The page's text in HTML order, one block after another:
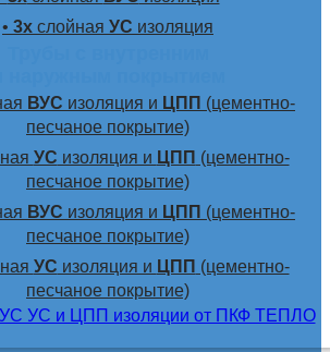
• 3х слойная УС изоляция
ВУС изоляция и ЦПП (цементно-
песчаное покрытие)
УС изоляция и ЦПП (цементно-
песчаное покрытие)
ВУС изоляция и ЦПП (цементно-
песчаное покрытие)
УС изоляция и ЦПП (цементно-
песчаное покрытие)